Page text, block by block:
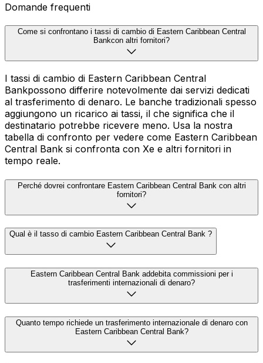
Domande frequenti
Come si confrontano i tassi di cambio di Eastern Caribbean Central
Bankcon altri fornitori?
I tassi di cambio di Eastern Caribbean Central
Bankpossono differire notevolmente dai servizi dedicati
al trasferimento di denaro. Le banche tradizionali spesso
aggiungono un ricarico ai tassi, il che significa che il
destinatario potrebbe ricevere meno. Usa la nostra
tabella di confronto per vedere come Eastern Caribbean
Central Bank si confronta con Xe e altri fornitori in
tempo reale.
Perché dovrei confrontare Eastern Caribbean Central Bank con altri
fornitori?
Qual è il tasso di cambio Eastern Caribbean Central Bank ?
Eastern Caribbean Central Bank addebita commissioni per i
trasferimenti internazionali di denaro?
Quanto tempo richiede un trasferimento internazionale di denaro con
Eastern Caribbean Central Bank?